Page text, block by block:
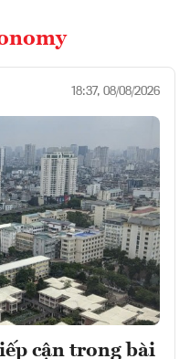
18:37, 08/08/2026
cận trong bài